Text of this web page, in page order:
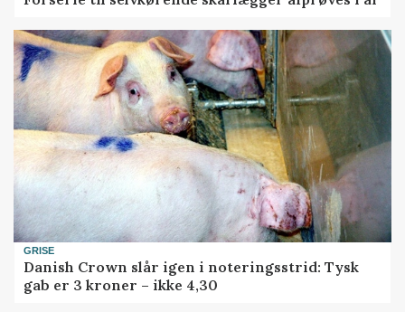
GRISE
Danish Crown slår igen i noteringsstrid: Tysk
gab er 3 kroner – ikke 4,30